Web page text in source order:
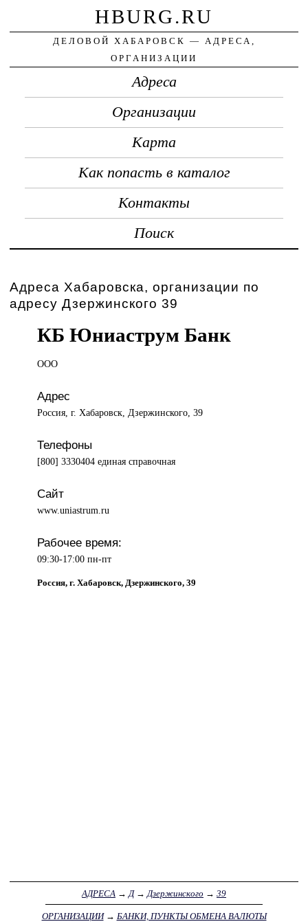
HBURG.RU
ДЕЛОВОЙ ХАБАРОВСК — АДРЕСА,
ОРГАНИЗАЦИИ
Адреса
Организации
Карта
Как попасть в каталог
Контакты
Поиск
Адреса Хабаровска, организации по
адресу Дзержинского 39
КБ Юниаструм Банк
ООО
Адрес
Россия, г. Хабаровск, Дзержинского, 39
Телефоны
[800] 3330404 единая справочная
Сайт
www.uniastrum.ru
Рабочее время:
09:30-17:00 пн-пт
Россия, г. Хабаровск, Дзержинского, 39
АДРЕСА → Д→ Дзержинского → 39
ОРГАНИЗАЦИИ→ БАНКИ, ПУНКТЫ ОБМЕНА ВАЛЮТЫ